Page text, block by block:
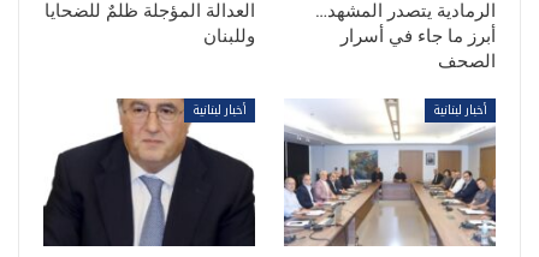
الرمادية يتصدر المشهد…
أبرز ما جاء في أسرار
الصحف
العدالة المؤجلة ظلمٌ للضحايا
وللبنان
أخبار لبنانية أخبار لبنانية